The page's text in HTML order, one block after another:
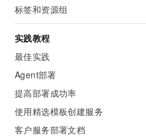
标签和资源组
实践教程
最佳实践
Agent部署
提高部署成功率
使用精选模板创建服务
客户服务部署文档